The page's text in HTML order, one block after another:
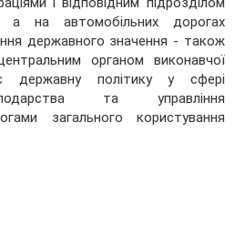
а на автомобільних дорогах
державного значення - також
органом виконавчої
державну політику у сфері
та управління
загального користування